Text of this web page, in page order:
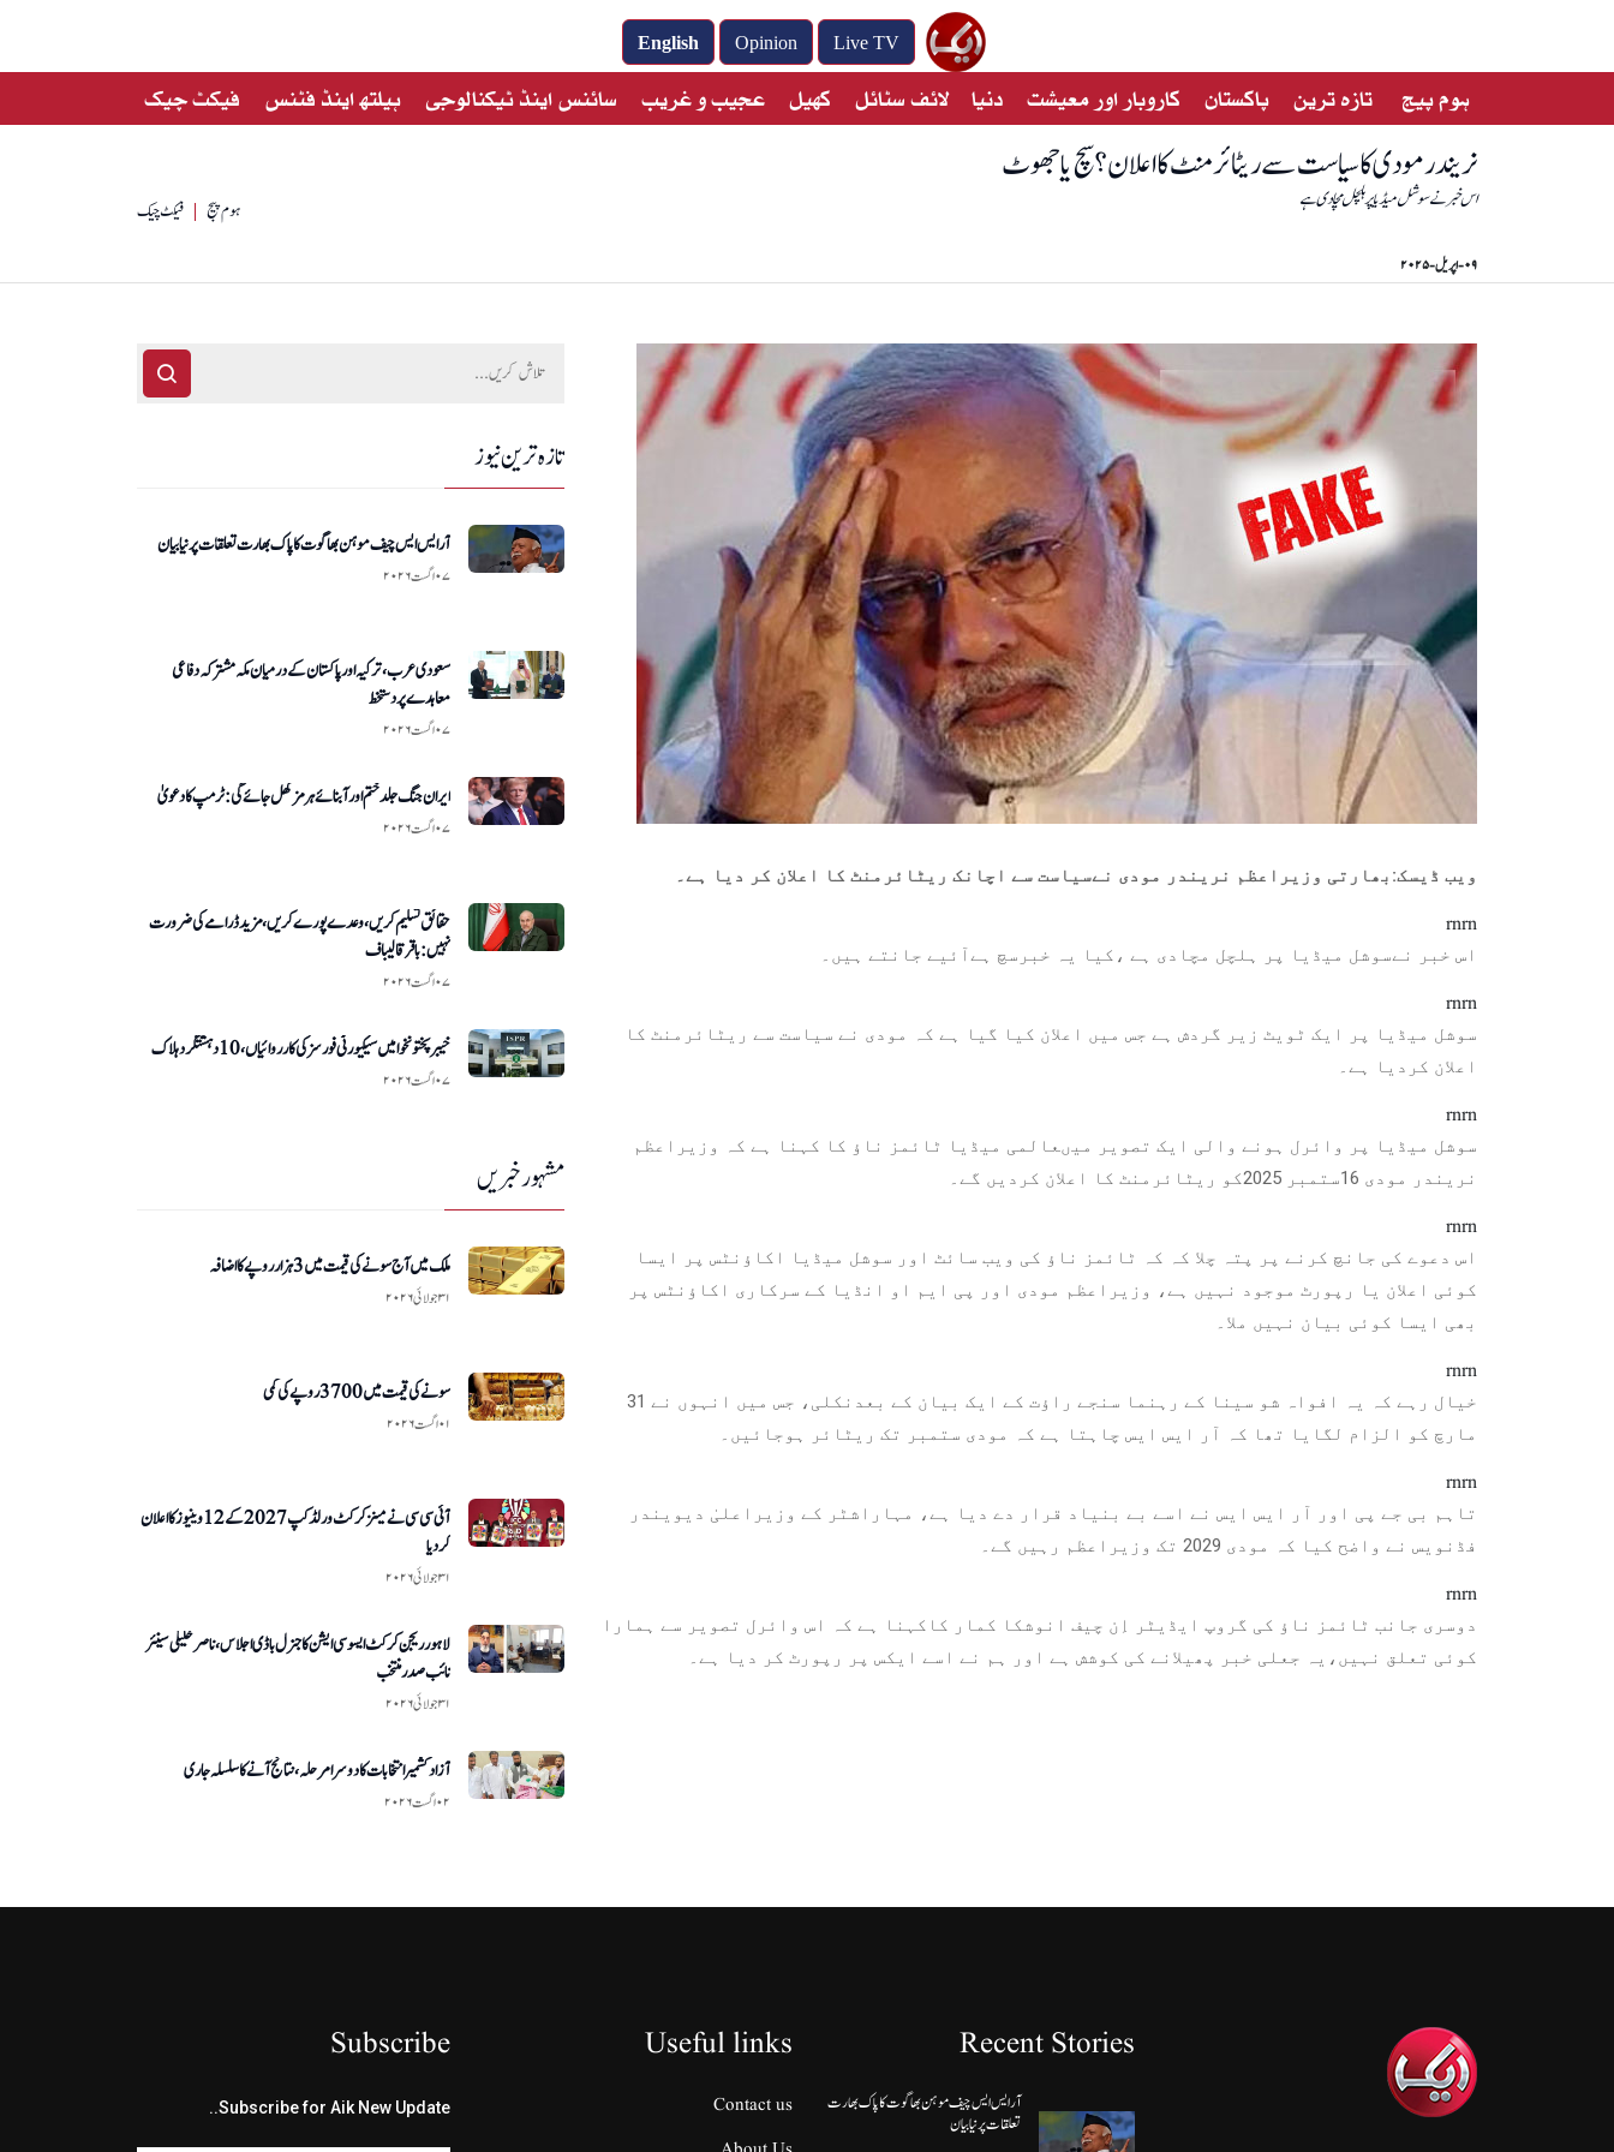
Live TV
Opinion
English
ہوم پیج
تازہ ترین پاکستان کاروبار اور معیشت دنیا لائف سٹائل کھیل عجیب و غریب سائنس اینڈ ٹیکنالوجی ہیلتھ اینڈ فٹنس فیکٹ چیک
نریندر مودی کا سیاست سے ریٹائرمنٹ کا اعلان؟سچ یا جھوٹ
اس خبر نےسوشل میڈیا پر ہلچل مچادی ہے
۰۹-اپریل-۲۰۲۵
ہوم پیج فیکٹ چیک
ویب ڈیسک:بھارتی وزیراعظم نریندر مودی نےسیاست سے اچانک ریٹائرمنٹ کا اعلان کر دیا ہے۔
rnrn
اس خبر نےسوشل میڈیا پر ہلچل مچادی ہے ،کیا یہ خبرسچ ہےآئیے جانتے ہیں۔
rnrn
سوشل میڈیا پر ایک ٹویٹ زیر گردش ہے جس میں اعلان کیا گیا ہے کہ مودی نے سیاست سے ریٹائرمنٹ کا
اعلان کردیا ہے۔
rnrn
سوشل میڈیا پر وائرل ہونے والی ایک تصویر میںعالمی میڈیا ٹائمز ناؤ کا کہنا ہے کہ وزیراعظم
نریندر مودی 16ستمبر 2025کو ریٹائرمنٹ کا اعلان کردیں گے۔
rnrn
اس دعوے کی جانچ کرنے پر پتہ چلا کہ کہ ٹائمز ناؤ کی ویب سائٹ اور سوشل میڈیا اکاؤنٹس پر ایسا
کوئی اعلان یا رپورٹ موجود نہیں ہے، وزیراعظم مودی اور پی ایم او انڈیا کے سرکاری اکاؤنٹس پر
بھی ایسا کوئی بیان نہیں ملا۔
rnrn
خیال رہے کہ یہ افواہ شو سینا کے رہنما سنجے راؤت کے ایک بیان کے بعدنکلی، جس میں انہوں نے 31
مارچ کو الزام لگایا تھا کہ آر ایس ایس چاہتا ہے کہ مودی ستمبر تک ریٹائر ہوجائیں۔
rnrn
تاہم بی جے پی اور آر ایس ایس نے اسے بے بنیاد قرار دے دیا ہے، مہاراشٹر کے وزیراعلیٰ دیویندر
فڈنویس نے واضح کیا کہ مودی 2029 تک وزیراعظم رہیں گے۔
rnrn
دوسری جانب ٹائمز ناؤ کی گروپ ایڈیٹر اِن چیف انوشکا کمار کاکہنا ہے کہ اس وائرل تصویر سے ہمارا
کوئی تعلق نہیں،یہ جعلی خبر پھیلانے کی کوشش ہے اور ہم نے اسے ایکس پر رپورٹ کر دیا ہے۔
تازہ ترین نیوز
آر ایس ایس چیف موہن بھاگوت کا پاک بھارت تعلقات پر نیا بیان
۰۷ اگست ۲۰۲۶
سعودی عرب، ترکیہ اور پاکستان کے درمیان مکہ مشترکہ دفاعی
معاہدے پر دستخط
۰۷ اگست ۲۰۲۶
ایران جنگ جلد ختم اور آبنائے ہرمز کھل جائے گی: ٹرمپ کا دعویٰ
۰۷ اگست ۲۰۲۶
حقائق تسلیم کریں، وعدے پورے کریں، مزید ڈرامے کی ضرورت
نہیں: باقر قالیباف
۰۷ اگست ۲۰۲۶
خیبرپختونخوا میں سیکیورٹی فورسز کی کارروائیاں ،10 دہشتگرد ہلاک
۰۷ اگست ۲۰۲۶
مشہور خبریں
ملک میں آج سونے کی قیمت میں 3 ہزار روپے کا اضافہ
۳۱ جولائی ۲۰۲۶
سونے کی قیمت میں 3700 روپے کی کمی
۰۱ اگست ۲۰۲۶
آئی سی سی نے مینز کرکٹ ورلڈ کپ 2027 کے 12 وینیوز کا اعلان
کر دیا
۳۱ جولائی ۲۰۲۶
لاہور ریجن کرکٹ ایسوسی ایشن کا جنرل باڈی اجلاس، ناصر خلیلی سینئر
نائب صدر منتخب
۳۱ جولائی ۲۰۲۶
آزاد کشمیر انتخابات کا دوسرا مرحلہ، نتائج آنے کا سلسلہ جاری
۰۲ اگست ۲۰۲۶
Recent Stories
آر ایس ایس چیف موہن بھاگوت کا پاک بھارت
تعلقات پر نیا بیان
Useful links
Contact us
Subscribe
Subscribe for Aik New Update..